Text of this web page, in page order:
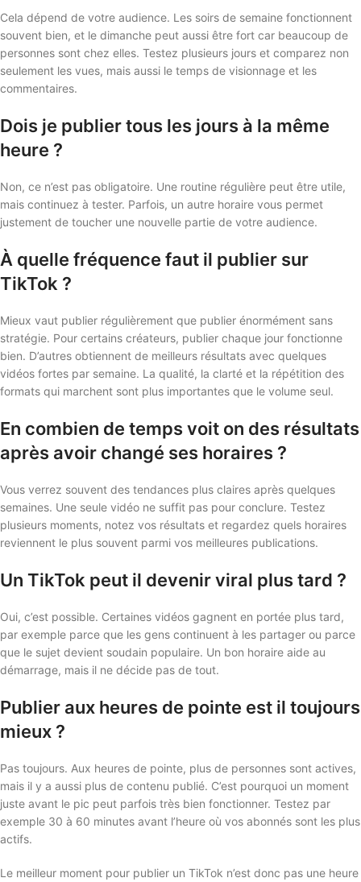
Cela dépend de votre audience. Les soirs de semaine fonctionnent
souvent bien, et le dimanche peut aussi être fort car beaucoup de
personnes sont chez elles. Testez plusieurs jours et comparez non
seulement les vues, mais aussi le temps de visionnage et les
commentaires.
Dois je publier tous les jours à la même
heure ?
Non, ce n’est pas obligatoire. Une routine régulière peut être utile,
mais continuez à tester. Parfois, un autre horaire vous permet
justement de toucher une nouvelle partie de votre audience.
À quelle fréquence faut il publier sur
TikTok ?
Mieux vaut publier régulièrement que publier énormément sans
stratégie. Pour certains créateurs, publier chaque jour fonctionne
bien. D’autres obtiennent de meilleurs résultats avec quelques
vidéos fortes par semaine. La qualité, la clarté et la répétition des
formats qui marchent sont plus importantes que le volume seul.
En combien de temps voit on des résultats
après avoir changé ses horaires ?
Vous verrez souvent des tendances plus claires après quelques
semaines. Une seule vidéo ne suffit pas pour conclure. Testez
plusieurs moments, notez vos résultats et regardez quels horaires
reviennent le plus souvent parmi vos meilleures publications.
Un TikTok peut il devenir viral plus tard ?
Oui, c’est possible. Certaines vidéos gagnent en portée plus tard,
par exemple parce que les gens continuent à les partager ou parce
que le sujet devient soudain populaire. Un bon horaire aide au
démarrage, mais il ne décide pas de tout.
Publier aux heures de pointe est il toujours
mieux ?
Pas toujours. Aux heures de pointe, plus de personnes sont actives,
mais il y a aussi plus de contenu publié. C’est pourquoi un moment
juste avant le pic peut parfois très bien fonctionner. Testez par
exemple 30 à 60 minutes avant l’heure où vos abonnés sont les plus
actifs.
Le meilleur moment pour publier un TikTok n’est donc pas une heure